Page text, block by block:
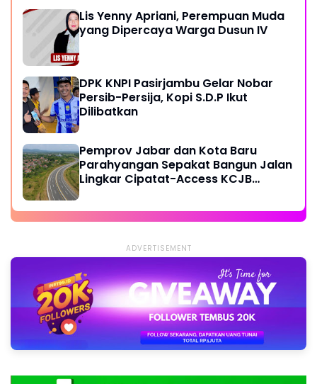
Lis Yenny Apriani, Perempuan Muda
yang Dipercaya Warga Dusun IV
DPK KNPI Pasirjambu Gelar Nobar
Persib-Persija, Kopi S.D.P Ikut
Dilibatkan
Pemprov Jabar dan Kota Baru
Parahyangan Sepakat Bangun Jalan
Lingkar Cipatat-Access KCJB
ADVERTISEMENT